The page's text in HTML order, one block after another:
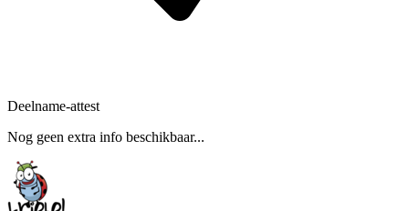
Deelname-attest
Nog geen extra info beschikbaar...